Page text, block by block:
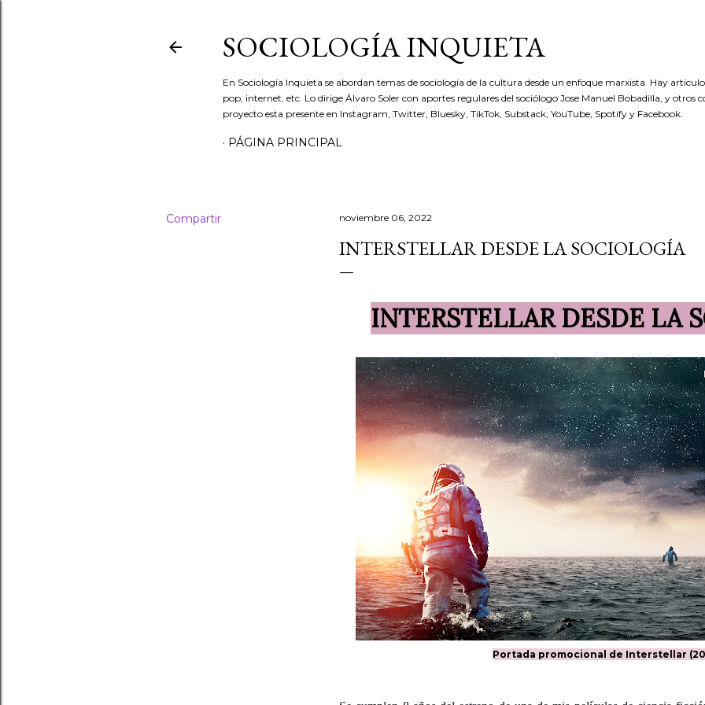
SOCIOLOGÍA INQUIETA
En Sociología Inquieta se abordan temas de sociología de la cultura desde un enfoque marxista. Hay
pop, internet, etc. Lo dirige Álvaro Soler con aportes regulares del sociólogo Jose Manuel Bobadilla, y otros
proyecto esta presente en Instagram, Twitter, Bluesky, TikTok, Substack, YouTube, Spotify y Facebook.
PÁGINA PRINCIPAL
Compartir noviembre 06, 2022
INTERSTELLAR DESDE LA SOCIOLOGÍA
INTERSTELLAR DESDE LA
Portada promocional de Interstellar